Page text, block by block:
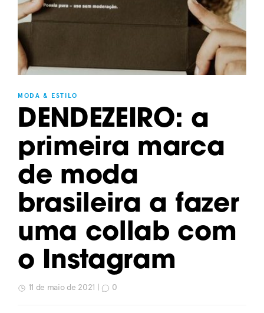
MODA & ESTILO
DENDEZEIRO: a
primeira marca
de moda
brasileira a fazer
uma collab com
o Instagram
11 de maio de 2021 | 0